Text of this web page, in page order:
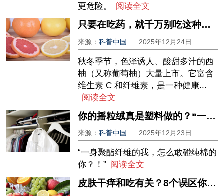
更危险。
阅读全文
只要在吃药，就千万别吃这种水果！总有人因此中毒……
来源：科普中国 2025年12月24日
秋冬季节，色泽诱人、酸甜多汁的西
柚（又称葡萄柚）大量上市。它富含
维生素 C 和纤维素，是一种健康...
阅读全文
你的摇粒绒真是塑料做的？“一身塑料过冬”引热议
来源：科普中国 2025年12月23日
“一身聚酯纤维的我，怎么敢碰纯棉的
你？！” 阅读全文
皮肤干痒和吃有关？8个误区你中了哪个？